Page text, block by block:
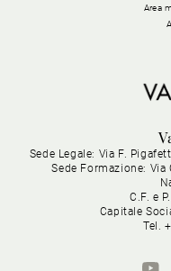
Area
Sede Legale: Via F.
Sede Formazione:
C.F. e
Capitale
Tel.